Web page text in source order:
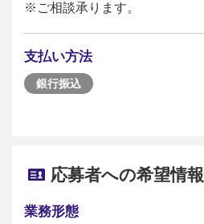
※ご相談承ります。
支払い方法
銀行振込
応募者への希望情報
業務形態